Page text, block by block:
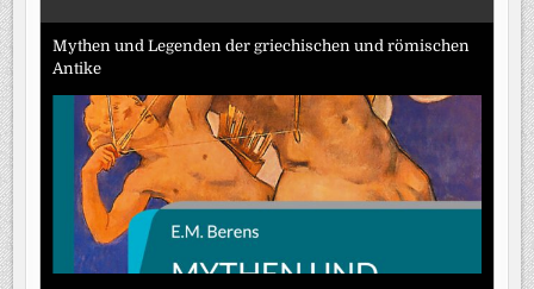
Mythen und Legenden der griechischen und römischen
Antike